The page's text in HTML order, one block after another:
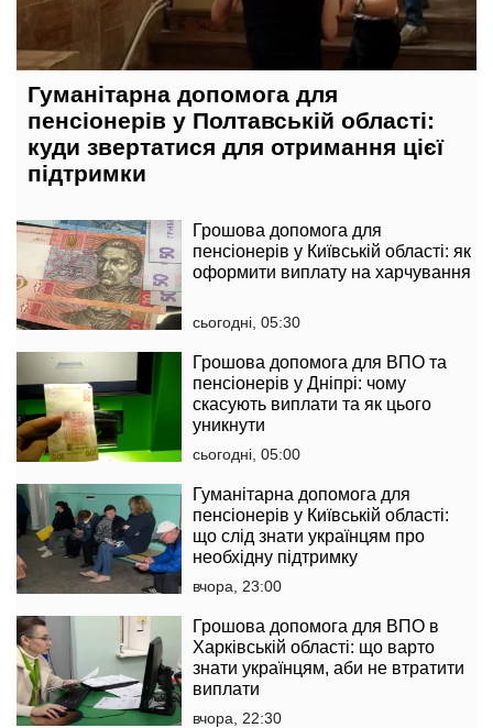
Гуманітарна допомога для
пенсіонерів у Полтавській області:
куди звертатися для отримання цієї
підтримки
Грошова допомога для
пенсіонерів у Київській області: як
оформити виплату на харчування
сьогодні, 05:30
Грошова допомога для ВПО та
пенсіонерів у Дніпрі: чому
скасують виплати та як цього
уникнути
сьогодні, 05:00
Гуманітарна допомога для
пенсіонерів у Київській області:
що слід знати українцям про
необхідну підтримку
вчора, 23:00
Грошова допомога для ВПО в
Харківській області: що варто
знати українцям, аби не втратити
виплати
вчора, 22:30